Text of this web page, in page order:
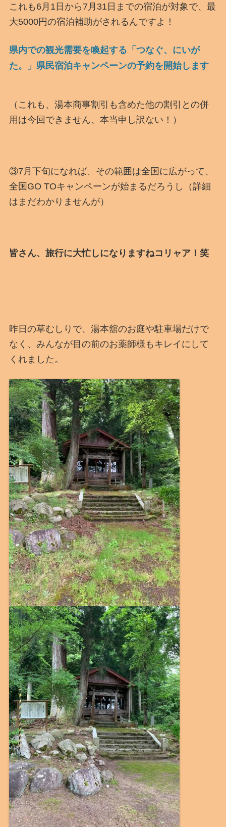
これも6月1日から7月31日までの宿泊が対象で、最
大5000円の宿泊補助がされるんですよ！
県内での観光需要を喚起する「つなぐ、にいが
た。」県民宿泊キャンペーンの予約を開始します
（これも、湯本商事割引も含めた他の割引との併
用は今回できません、本当申し訳ない！）
③7月下旬になれば、その範囲は全国に広がって、
全国GO TOキャンペーンが始まるだろうし（詳細
はまだわかりませんが）
皆さん、旅行に大忙しになりますねコリャア！笑
昨日の草むしりで、湯本舘のお庭や駐車場だけで
なく、みんなが目の前のお薬師様もキレイにして
くれました。